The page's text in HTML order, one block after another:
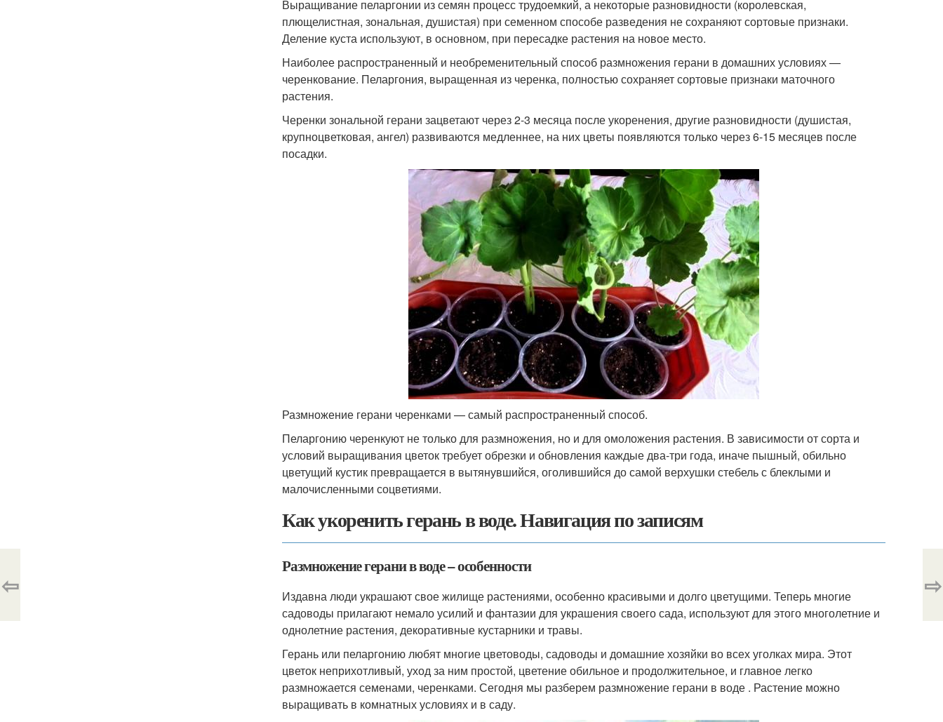
Выращивание пеларгонии из семян процесс трудоемкий, а некоторые разновидности (королевская,
плющелистная, зональная, душистая) при семенном способе разведения не сохраняют сортовые признаки.
Деление куста используют, в основном, при пересадке растения на новое место.
Наиболее распространенный и необременительный способ размножения герани в домашних условиях —
черенкование. Пеларгония, выращенная из черенка, полностью сохраняет сортовые признаки маточного
растения.
Черенки зональной герани зацветают через 2-3 месяца после укоренения, другие разновидности (душистая,
крупноцветковая, ангел) развиваются медленнее, на них цветы появляются только через 6-15 месяцев после
посадки.
Размножение герани черенками — самый распространенный способ.
Пеларгонию черенкуют не только для размножения, но и для омоложения растения. В зависимости от сорта и
условий выращивания цветок требует обрезки и обновления каждые два-три года, иначе пышный, обильно
цветущий кустик превращается в вытянувшийся, оголившийся до самой верхушки стебель с блеклыми и
малочисленными соцветиями.
Как укоренить герань в воде. Навигация по записям
Размножение герани в воде – особенности
Издавна люди украшают свое жилище растениями, особенно красивыми и долго цветущими. Теперь многие
садоводы прилагают немало усилий и фантазии для украшения своего сада, используют для этого многолетние и
однолетние растения, декоративные кустарники и травы.
Герань или пеларгонию любят многие цветоводы, садоводы и домашние хозяйки во всех уголках мира. Этот
цветок неприхотливый, уход за ним простой, цветение обильное и продолжительное, и главное легко
размножается семенами, черенками. Сегодня мы разберем размножение герани в воде . Растение можно
выращивать в комнатных условиях и в саду.
⇦ ⇨